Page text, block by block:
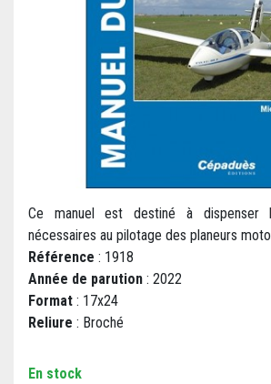
Ce manuel est destiné à dispenser
nécessaires au pilotage des planeurs
Référence : 1918
Année de parution : 2022
Format : 17x24
Reliure : Broché
En stock